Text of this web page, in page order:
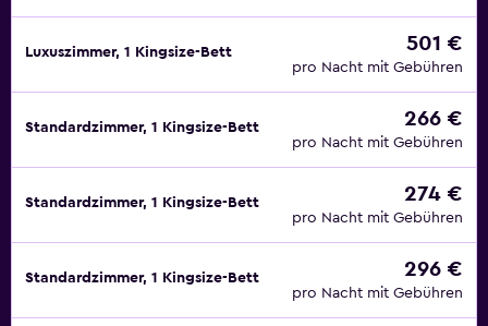
unter der Woche angeboten. Zum Freizeitangebot vor Ort
gehört Folgendes: Außenpool und Kinderbecken. Die
unten aufgeführten Freizeitaktivitäten werden entweder
vor Ort oder in der Nähe angeboten. Es können dabei
Gebühren anfallen.
Luxuszimmer, 1 Kingsize-Bett 501 €
pro Nacht mit Gebühren
Standardzimmer, 1 Kingsize-Bett 266 €
pro Nacht mit Gebühren
Standardzimmer, 1 Kingsize-Bett 274 €
pro Nacht mit Gebühren
Standardzimmer, 1 Kingsize-Bett 296 €
pro Nacht mit Gebühren